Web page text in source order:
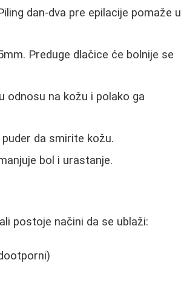
dan-dva pre epilacije pomaže u
Preduge dlačice će bolnije se
odnosu na kožu i polako ga
da smirite kožu.
bol i urastanje.
postoje načini da se ublaži: